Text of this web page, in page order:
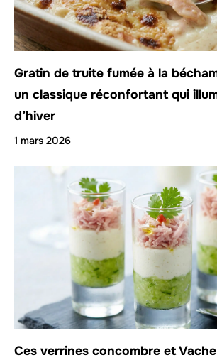
Gratin de truite fumée à la
un classique réconfortant qui
d’hiver
1 mars 2026
Ces verrines concombre et